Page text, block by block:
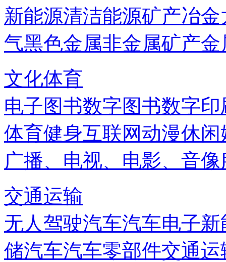
新能源清洁能源矿产冶金
气黑色金属非金属矿产金
文化体育
电子图书数字图书数字印
体育健身互联网动漫休闲
广播、电视、电影、音像
交通运输
无人驾驶汽车汽车电子新
储汽车汽车零部件交通